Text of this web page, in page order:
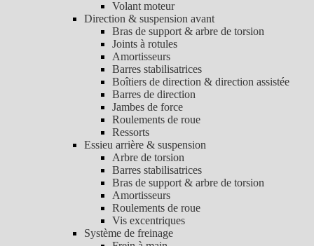
Volant moteur
Direction & suspension avant
Bras de support & arbre de torsion
Joints à rotules
Amortisseurs
Barres stabilisatrices
Boîtiers de direction & direction assistée
Barres de direction
Jambes de force
Roulements de roue
Ressorts
Essieu arrière & suspension
Arbre de torsion
Barres stabilisatrices
Bras de support & arbre de torsion
Amortisseurs
Roulements de roue
Vis excentriques
Système de freinage